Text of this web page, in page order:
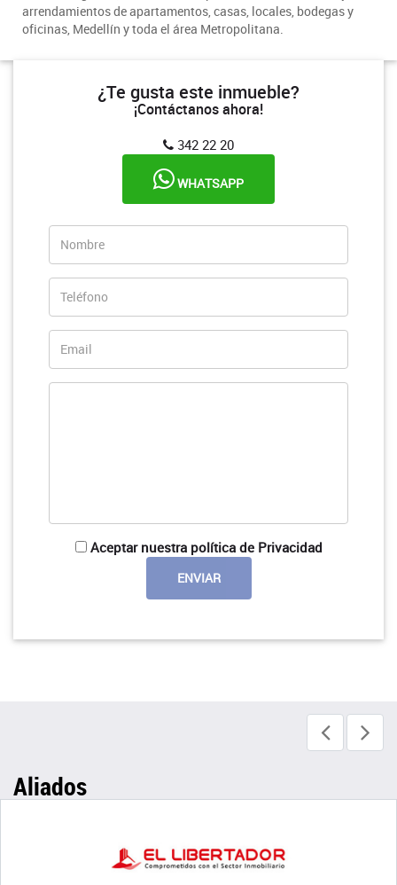
arrendamientos de apartamentos, casas, locales, bodegas y
oficinas, Medellín y toda el área Metropolitana.
¿Te gusta este inmueble?
¡Contáctanos ahora!
342 22 20
WHATSAPP
Aceptar nuestra política de Privacidad
Aliados